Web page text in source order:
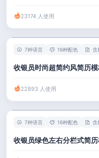
23174 人使用
7种语言 16种配色 含
收银员时尚超简约风简历模
22893 人使用
7种语言 16种配色 含
收银员绿色左右分栏式简